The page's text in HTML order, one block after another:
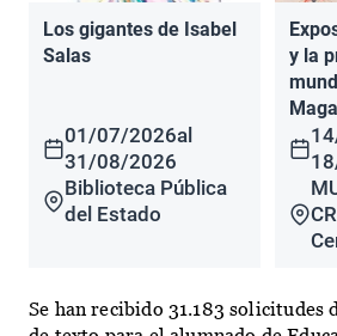
Los gigantes de Isabel
Salas
01/07/2026al
31/08/2026
Biblioteca Pública
del Estado
y la
Se han recibido 31.183 solicitudes